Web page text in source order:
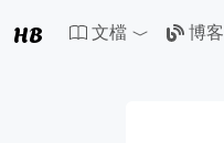
HB 文檔 博客